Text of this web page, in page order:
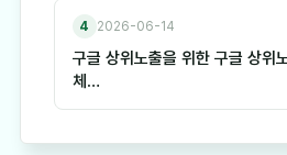
4 2026-06-14
구글 상위노출을 위한 구글 상위
체…